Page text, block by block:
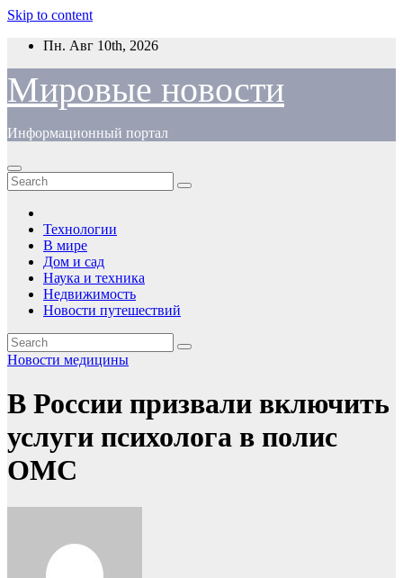
Skip to content
Пн. Авг 10th, 2026
Мировые новости
Информационный портал
Технологии
В мире
Дом и сад
Наука и техника
Недвижимость
Новости путешествий
Новости медицины
В России призвали включить
услуги психолога в полис
ОМС